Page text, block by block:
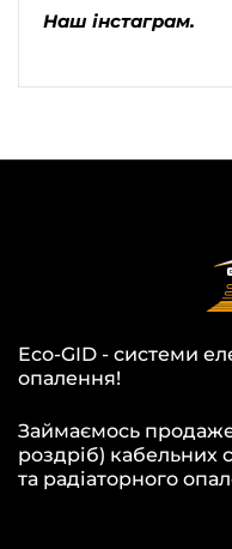
Наш інстаграм.
Eco-GID - системи
опалення!
Займаємось
роздріб) кабельних
та радіаторного